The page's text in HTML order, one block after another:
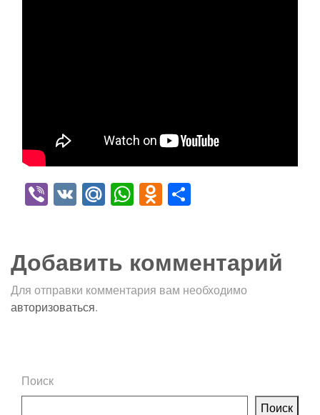
Viber
VK Mail.Ru
WhatsApp
Odnoklassniki
Добавить комментарий
Для отправки комментария вам необходимо
авторизоваться.
Поиск
Поиск